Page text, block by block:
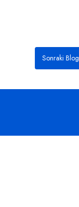
Sonraki Blog